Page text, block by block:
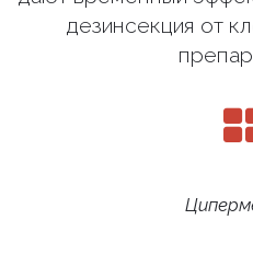
дезинсекция от